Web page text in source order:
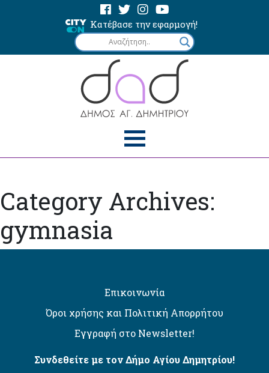
Κατέβασε την εφαρμογή!
Category Archives:
gymnasia
Επικοινωνία
Όροι χρήσης και Πολιτική Απορρήτου
Εγγραφή στο Newsletter!
Συνδεθείτε με τον Δήμο Αγίου Δημητρίου!